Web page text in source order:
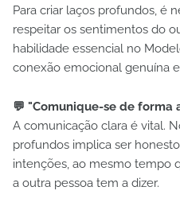
Para criar laços profundos, é
respeitar os sentimentos do
habilidade essencial no
conexão emocional genuína
💬 "Comunique-se de forma
A comunicação clara é vital.
profundos implica ser
intenções, ao mesmo tempo
a outra pessoa tem a dizer.